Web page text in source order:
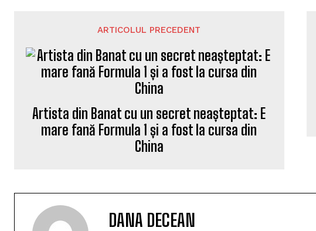
ARTICOLUL PRECEDENT
Artista din Banat cu un secret neașteptat: E
mare fană Formula 1 și a fost la cursa din
China
DANA DECEAN